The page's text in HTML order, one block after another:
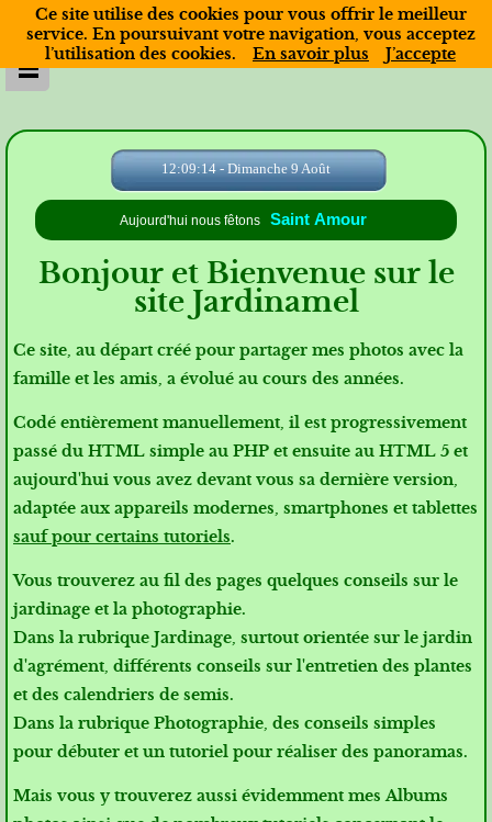
12:09:14 - Dimanche 9 Août
Aujourd'hui nous fêtons Saint Amour
Bonjour et Bienvenue sur le
site Jardinamel
Ce site, au départ créé pour partager mes photos avec la
famille et les amis, a évolué au cours des années.
Codé entièrement manuellement, il est progressivement
passé du HTML simple au PHP et ensuite au HTML 5 et
aujourd'hui vous avez devant vous sa dernière version,
adaptée aux appareils modernes, smartphones et tablettes
sauf pour certains tutoriels.
Vous trouverez au fil des pages quelques conseils sur le
jardinage et la photographie.
Dans la rubrique Jardinage, surtout orientée sur le jardin
d'agrément, différents conseils sur l'entretien des plantes
et des calendriers de semis.
Dans la rubrique Photographie, des conseils simples
pour débuter et un tutoriel pour réaliser des panoramas.
Mais vous y trouverez aussi évidemment mesAlbums
Ce site utilise des cookies pour vous offrir le meilleur
service. En poursuivant votre navigation, vous acceptez
l’utilisation des cookies.
En savoir plus J’accepte